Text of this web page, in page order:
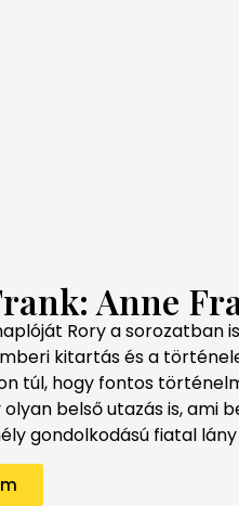
Anne
Rory a sorozatban
kitartás és a
túl, hogy fontos
belső utazás is, ami
gondolkodású fiatal